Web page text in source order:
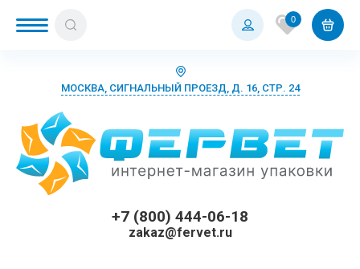
0
МОСКВА, СИГНАЛЬНЫЙ ПРОЕЗД, Д. 16, СТР. 24
+7 (800) 444-06-18
zakaz@fervet.ru